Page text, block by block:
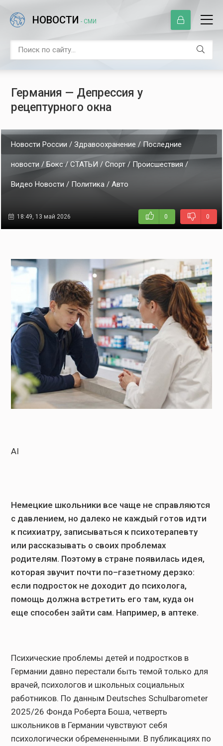
НОВОСТИ - СМИ
Германия — Депрессия у
рецептурного окна
Новости России / Здравоохранение / Последние
новости / Бокс / СТАТЬИ / Спорт / Происшествия /
Видео Новости / Политика / Авто
18:49, 13 май 2026 0 0
AI
Немецкие школьники все чаще не справляются
с давлением, но далеко не каждый готов идти
к психиатру, записываться к психотерапевту
или рассказывать о своих проблемах
родителям. Поэтому в стране появилась идея,
которая звучит почти по–газетному дерзко:
если подросток не доходит до психолога,
помощь должна встретить его там, куда он
еще способен зайти сам. Например, в аптеке.
Психические проблемы детей и подростков в
Германии давно перестали быть темой только для
врачей, психологов и школьных социальных
работников. По данным Deutsches Schulbarometer
2025/26 Фонда Роберта Боша, четверть
школьников в Германии чувствуют себя
психологически обремененными. В публикациях по